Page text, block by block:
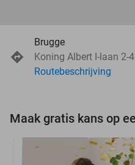
Brugge
Koning Albert I-laan 2-4
Routebeschrijving